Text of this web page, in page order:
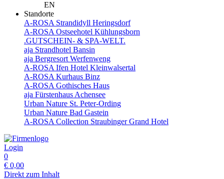
EN
Standorte
A-ROSA Strandidyll Heringsdorf
A-ROSA Ostseehotel Kühlungsborn
.GUTSCHEIN- & SPA-WELT.
aja Strandhotel Bansin
aja Bergresort Werfenweng
A-ROSA Ifen Hotel Kleinwalsertal
A-ROSA Kurhaus Binz
A-ROSA Gothisches Haus
aja Fürstenhaus Achensee
Urban Nature St. Peter-Ording
Urban Nature Bad Gastein
A-ROSA Collection Straubinger Grand Hotel
Login
0
€ 0,00
Direkt zum Inhalt